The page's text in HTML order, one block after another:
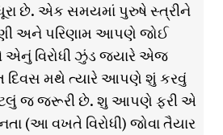
છે. એક સમયમાં પુરુષે સ્ત્રીને
અને પરિણામ આપણે જોઈ
એનું વિરોધી ઝુંડ જ્યારે એજ
દિવસ મથે ત્યારે આપણે શું કરવું
જ જરૂરી છે. શુ આપણે ફરી એ
(આ વખતે વિરોધી) જોવા તૈયાર